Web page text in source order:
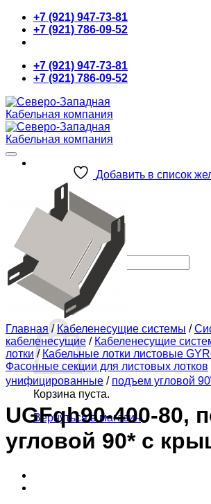
Skip
content
+7 (921) 947-73-81
+7 (921) 786-09-52
+7 (921) 947-73-81
+7 (921) 786-09-52
Главная
О компании
Продукция
Новости
Искать:
0
Корзина
Корзина пуста.
Вернуться в магазин
Добавить в список
Главная / Кабеленесущие системы /
кабеленесущие / Кабеленесущие
лотки / Кабельные лотки листовые
Фасонные секции для листовых лотков
унифицированные / подъем угловой
UGFqh90-400-80,
угловой 90* с